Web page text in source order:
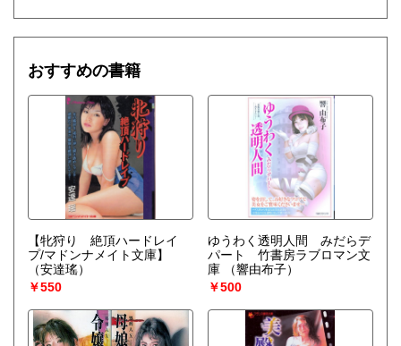
おすすめの書籍
【牝狩り 絶頂ハードレイ
プ/マドンナメイト文庫】
（安達瑤）
￥550
ゆうわく透明人間 みだらデ
パート 竹書房ラブロマン文
庫
（響由布子）
￥500